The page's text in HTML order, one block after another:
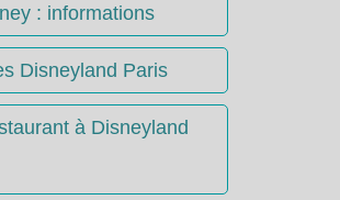
: informations
Disneyland Paris
à Disneyland